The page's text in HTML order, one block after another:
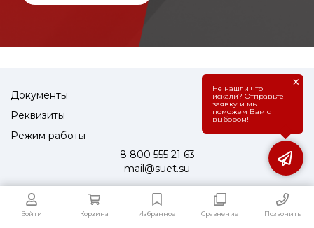
Войти Корзина Избранное Сравнение Позвонить
Документы
Реквизиты
Режим работы
8 800 555 21 63
mail@suet.su
Не нашли что
искали? Отправьте
заявку и мы
поможем Вам с
выбором!
×